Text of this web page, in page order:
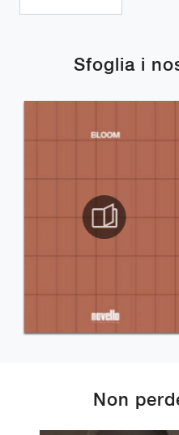
Sfoglia i
Non